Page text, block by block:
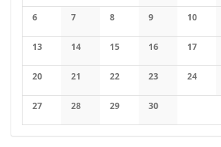
Keine Veranstaltungen
Keine Keine
6
Keine Veranstaltungen
7
Keine Veranstaltungen
8
Keine Veranstaltungen
9
Keine
10
Keine
13
Keine Veranstaltungen
14
Keine Veranstaltungen
15
Keine Veranstaltungen
16
Keine
17
Keine
20
Keine Veranstaltungen
21
Keine Veranstaltungen
22
Keine Veranstaltungen
23
Keine
24
Keine
27
Keine Veranstaltungen
28
Keine Veranstaltungen
29
Keine Veranstaltungen
30
Keine